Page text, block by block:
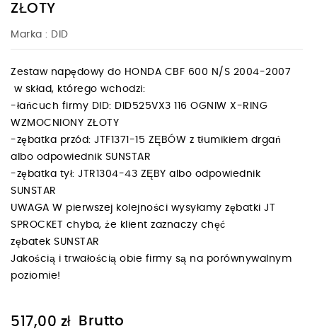
ZŁOTY
Marka : DID
Zestaw napędowy do HONDA CBF 600 N/S 2004-2007
w skład, którego wchodzi:
-łańcuch firmy DID: DID525VX3 116 OGNIW X-RING
WZMOCNIONY ZŁOTY
-zębatka przód: JTF1371-15 ZĘBÓW z tłumikiem drgań
albo odpowiednik SUNSTAR
-zębatka tył: JTR1304-43 ZĘBY albo odpowiednik
SUNSTAR
UWAGA W pierwszej kolejności wysyłamy zębatki JT
SPROCKET chyba, że klient zaznaczy chęć
zębatek SUNSTAR
Jakością i trwałością obie firmy są na porównywalnym
poziomie!
517,00 zł Brutto